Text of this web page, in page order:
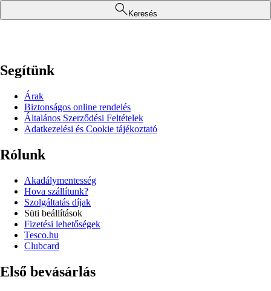
Keresés
Segítünk
Árak
Biztonságos online rendelés
Általános Szerződési Feltételek
Adatkezelési és Cookie tájékoztató
Rólunk
Akadálymentesség
Hova szállítunk?
Szolgáltatás díjak
Süti beállítások
Fizetési lehetőségek
Tesco.hu
Clubcard
Első bevásárlás